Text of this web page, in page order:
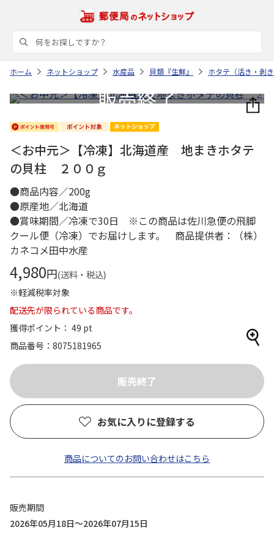
ホーム ネットショップ 水産品 貝類『生鮮』 ホタテ（活き・剥
＜お中元＞【冷凍】北海道産 地まきホタテ
の貝柱 ２００ｇ
●商品内容／200g
●原産地／北海道
●賞味期間／冷凍で30日 ※この商品は佐川急便の飛脚
クール便（冷凍）でお届けします。 商品提供者：（株）
カネコメ田中水産
4,980円(送料・税込)
※軽減税率対象
配送先が限られている商品です。
獲得ポイント： 49 pt
商品番号
8075181965
お気に入りに登録する
商品についてのお問い合わせはこちら
販売期間
2026年05月18日～2026年07月15日